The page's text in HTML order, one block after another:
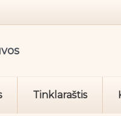
Tinklaraštis